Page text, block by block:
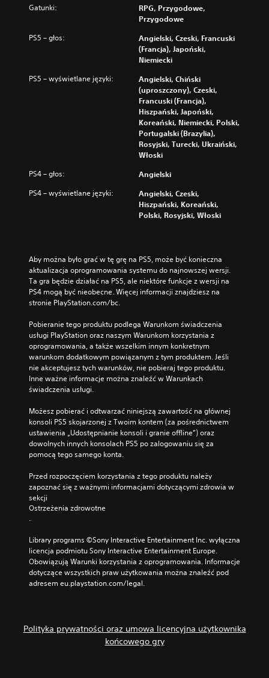
Gatunki:
RPG, Przygodowe,
Przygodowe
PS5 – głos:
Angielski, Czeski, Francuski
(Francja), Japoński,
Niemiecki
PS5 – wyświetlane języki:
Angielski, Chiński
(uproszczony), Czeski,
Francuski (Francja),
Hiszpański, Japoński,
Koreański, Niemiecki, Polski,
Portugalski (Brazylia),
Rosyjski, Turecki, Ukraiński,
Włoski
PS4 – głos: Angielski
PS4 – wyświetlane języki:
Angielski, Czeski,
Hiszpański, Koreański,
Polski, Rosyjski, Włoski
Aby można było grać w tę grę na PS5, może być konieczna
aktualizacja oprogramowania systemu do najnowszej wersji.
Ta gra będzie działać na PS5, ale niektóre funkcje z wersji na
PS4 mogą być nieobecne. Więcej informacji znajdziesz na
stronie PlayStation.com/bc.
Pobieranie tego produktu podlega Warunkom świadczenia
usługi PlayStation oraz naszym Warunkom korzystania z
oprogramowania, a także wszelkim innym konkretnym
warunkom dodatkowym powiązanym z tym produktem. Jeśli
nie akceptujesz tych warunków, nie pobieraj tego produktu.
Inne ważne informacje można znaleźć w Warunkach
świadczenia usługi.
Możesz pobierać i odtwarzać niniejszą zawartość na głównej
konsoli PS5 skojarzonej z Twoim kontem (za pośrednictwem
ustawienia „Udostępnianie konsoli i granie offline”) oraz
dowolnych innych konsolach PS5 po zalogowaniu się za
pomocą tego samego konta.
Przed rozpoczęciem korzystania z tego produktu należy
zapoznać się z ważnymi informacjami dotyczącymi zdrowia w
sekcji
Ostrzeżenia zdrowotne
.
Library programs ©Sony Interactive Entertainment Inc. wyłączna
licencja podmiotu Sony Interactive Entertainment Europe.
Obowiązują Warunki korzystania z oprogramowania. Informacje
dotyczące wszystkich praw użytkowania można znaleźć pod
adresem eu.playstation.com/legal.
Polityka prywatności oraz umowa licencyjna użytkownika
końcowego gry